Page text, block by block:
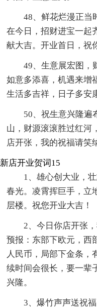
48、鲜花烂漫正当
在今日，招财进宝一起
献大吉。开业首日，祝
49、生意展宏图，
如意多添喜，机遇来增
生活多吉祥，日子多安
50、祝生意兴隆遍
山，财源滚滚胜过红河
店开张，我的祝福请笑
新店开业贺词15
1、雄心创大业，
春光。凌霄挥巨手，立
层楼。祝您开业大吉！
2、今日你店开张
预报：东部下欧元，西
人民币，局部下金条，
续时间会很长，要一辈
兴隆。
3、爆竹声声送祝